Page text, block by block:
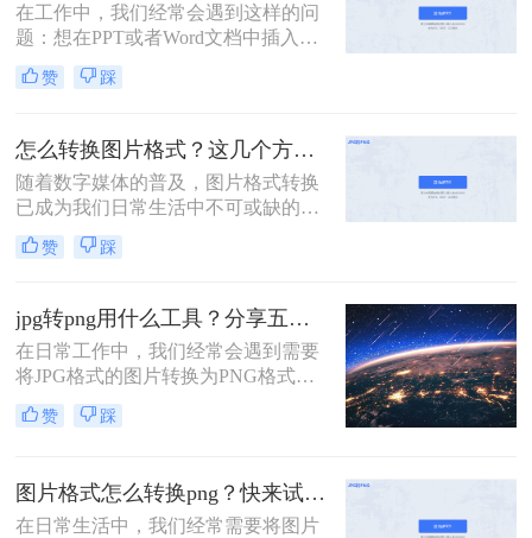
在工作中，我们经常会遇到这样的问
题：想在PPT或者Word文档中插入一
张图片，可是图片却是带背景的图
片，看起来和制作的文档很不搭。想
体效果更加美观，就需要把图片变成
透明图，也就是把jpg的格式转变成
png的格式。那么，在PS中怎么把图
片jpg的格式转变成png的格式呢？下
面一起看看吧。
赞 踩
怎么转换图片格式？这几个方法教你轻松转换！
随着数字媒体的普及，图片格式转换
已成为我们日常生活中不可或缺的一
部分。无论是为了节省存储空间，还
是为了在不同设备上更好地展示图
显得尤为重要。那么怎么转换图片格
式呢？本文将为您介绍几种简单易行
的图片格式转换方法，帮助您轻松完
成图片格式的转换。
赞 踩
jpg转png用什么工具？分享五种简单工具！
在日常工作中，我们经常会遇到需要
将JPG格式的图片转换为PNG格式的
情况。无论是为了支持透明背景，还
是为了更好地控制图像质量，将JPG
几种可靠的工具和方法，帮助您轻松
实现这一转换。
赞 踩
图片格式怎么转换png？快来试试这4个实用方法！
在日常生活中，我们经常需要将图片